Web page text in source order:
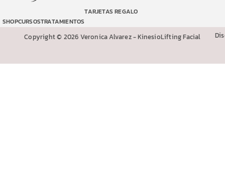
SHOPCURSOSTRATAMIENTOS
TARJETAS REGALO
Copyright © 2026 Veronica Alvarez - KinesioLifting Facial